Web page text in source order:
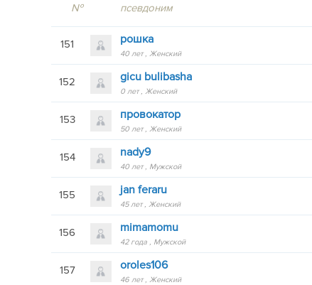
№ псевдоним
151 рошка
40 лет Женский
152 gicu bulibasha
0 лет Женский
153 провокатор
50 лет Женский
154 nady9
40 лет Мужской
155 jan feraru
45 лет Женский
156 mimamomu
42 года Мужской
157 oroles106
46 лет Женский